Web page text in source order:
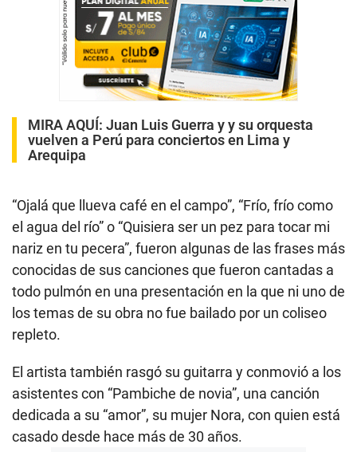
MIRA AQUÍ: Juan Luis Guerra y y su orquesta
vuelven a Perú para conciertos en Lima y
Arequipa
“Ojalá que llueva café en el campo”, “Frío, frío como
el agua del río” o “Quisiera ser un pez para tocar mi
nariz en tu pecera”, fueron algunas de las frases más
conocidas de sus canciones que fueron cantadas a
todo pulmón en una presentación en la que ni uno de
los temas de su obra no fue bailado por un coliseo
repleto.
El artista también rasgó su guitarra y conmovió a los
asistentes con “Pambiche de novia”, una canción
dedicada a su “amor”, su mujer Nora, con quien está
casado desde hace más de 30 años.